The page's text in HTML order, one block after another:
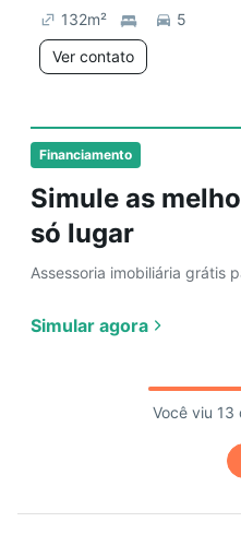
Financiamento
Simule as
só lugar
Assessoria imobiliária grátis
Simular agora
132m²
5
Ver contato
Você viu 13